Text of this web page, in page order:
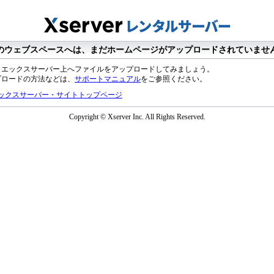
ウェブスペースへは、まだホームページがアップロードされていませ
ックスサーバー上へファイルをアップロードしてみましょう。
ードの方法などは、 サポートマニュアルをご参照ください。
クスサーバー・サイトトップページ
Copyright © Xserver Inc. All Rights Reserved.